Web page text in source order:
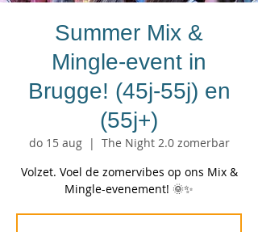
Summer Mix &
Mingle-event in
Brugge! (45j-55j) en
(55j+)
do 15 aug
  |
The Night 2.0 zomerbar
Volzet. Voel de zomervibes op ons Mix &
Mingle-evenement! 🌞✨